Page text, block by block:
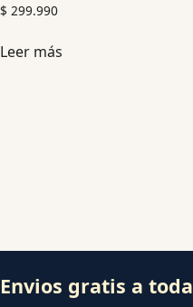
$ 299.990
Leer más
Envios gratis a